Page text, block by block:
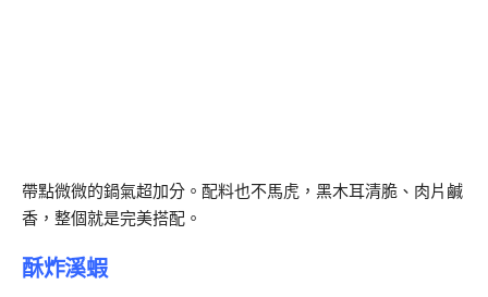
帶點微微的鍋氣超加分。配料也不馬虎，黑木耳清脆、肉片鹹
香，整個就是完美搭配。
酥炸溪蝦